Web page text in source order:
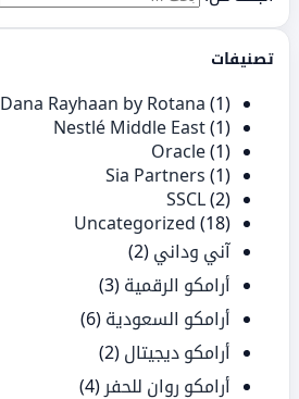
تصنيفات
Dana Rayhaan by Rotana (1)
Nestlé Middle East(1)
Oracle(1)
Sia Partners (1)
SSCL(2)
Uncategorized (18)
آني وداني (2)
أرامكو الرقمية (3)
أرامكو السعودية (6)
أرامكو ديجيتال (2)
أرامكو روان للحفر (4)